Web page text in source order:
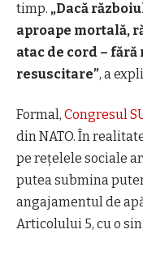
timp. „Dacă
aproape mortală,
atac de cord –
resuscitare”, a
Formal, Congresul
din NATO. În
pe rețelele sociale
putea submina
angajamentul de
Articolului 5, cu o